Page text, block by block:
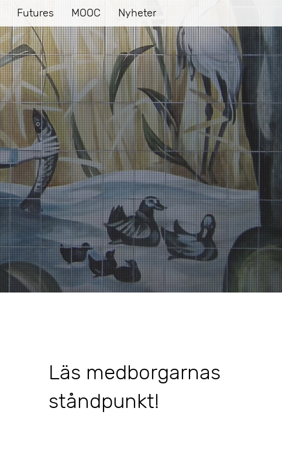
Futures MOOC Nyheter
Läs medborgarnas
ståndpunkt!